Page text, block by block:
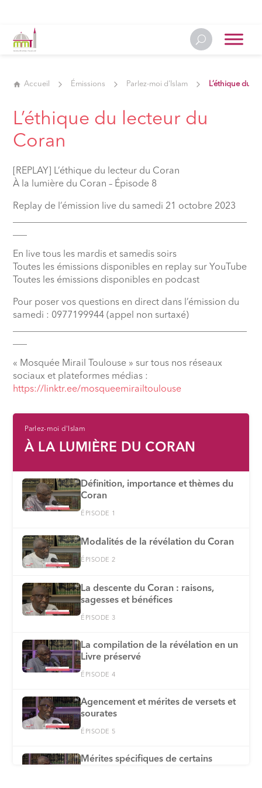
Accueil Émissions Parlez-moi d'Islam L’éthique du
L’éthique du lecteur du
Coran
[REPLAY] L’éthique du lecteur du Coran
À la lumière du Coran – Épisode 8
Replay de l’émission live du samedi 21 octobre 2023
En live tous les mardis et samedis soirs
Toutes les émissions disponibles en replay sur YouTube
Toutes les émissions disponibles en podcast
Pour poser vos questions en direct dans l’émission du
samedi : 0977199944 (appel non surtaxé)
« Mosquée Mirail Toulouse » sur tous nos réseaux
sociaux et plateformes médias :
⁠https://linktr.ee/mosqueemirailtoulouse
Parlez-moi d'Islam
À LA LUMIÈRE DU CORAN
Définition, importance et thèmes du
Coran
ÉPISODE 1
Modalités de la révélation du Coran
ÉPISODE 2
La descente du Coran : raisons,
sagesses et bénéfices
ÉPISODE 3
La compilation de la révélation en un
Livre préservé
ÉPISODE 4
Agencement et mérites de versets et
sourates
ÉPISODE 5
Mérites spécifiques de certains